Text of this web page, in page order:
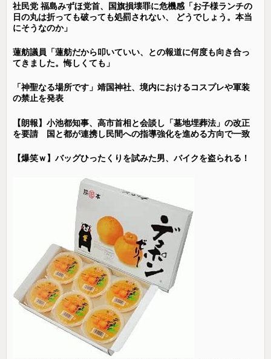
社民党 福島みずほ党首、国旗損壊罪に危機感「お子様ランチの
日の丸は折っても破っても処罰されない、 どうでしょう。本当
にそうなのか」
蓮舫議員「蓮舫だから叩いていい、との報道に何度も向き合っ
てきました。悔しくても」
「神聖なる場所です」靖国神社、境内におけるコスプレや軍装
の禁止を発表
【朗報】小池都知事、高市首相と会談し「墓地埋葬法」の改正
を要請 国と都が連携し民間への指導強化を進める方向で一致
【爆笑ｗ】バッグひったくりを試みた男、バイクを盗られる！